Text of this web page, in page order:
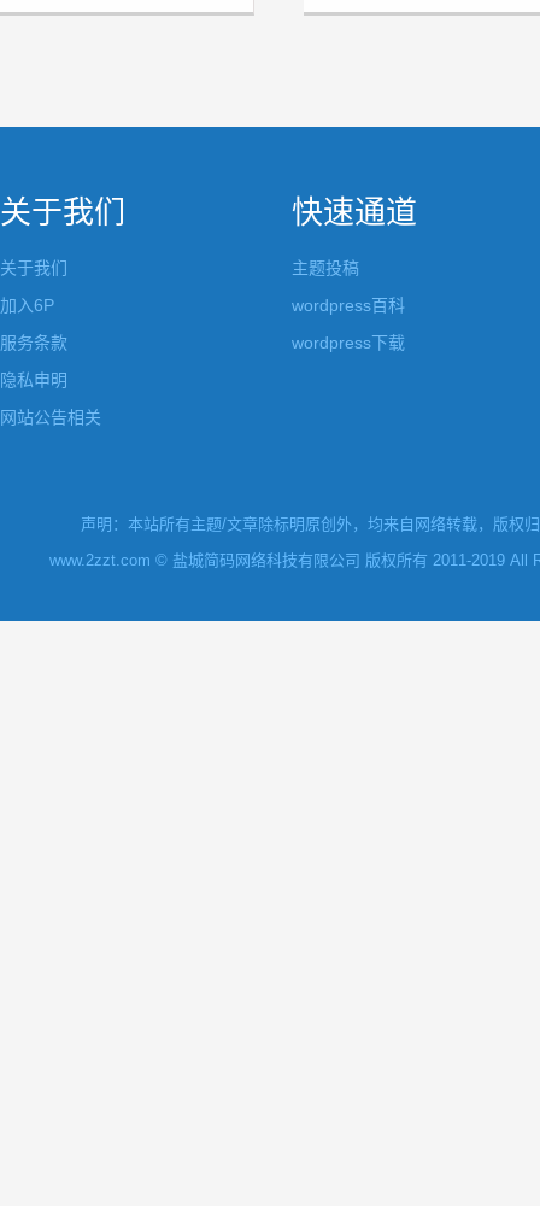
关于我们
关于我们
加入6P
服务条款
隐私申明
网站公告相关
快速通道
主题投稿
wordpress百科
wordpress下载
声明：本站所有主题/文章除标明原创外，均来自网络转载，版权
www.2zzt.com © 盐城简码网络科技有限公司 版权所有 2011-2019